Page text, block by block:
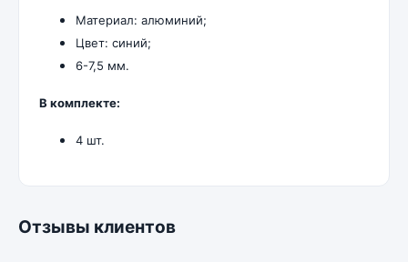
Материал: алюминий;
Цвет: синий;
6-7,5 мм.
В комплекте:
4 шт.
Отзывы клиентов